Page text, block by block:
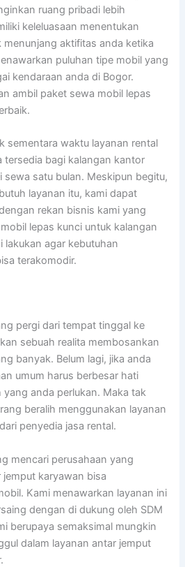
ruang pribadi lebih
keleluasaan menentukan
menunjang aktifitas anda ketika
puluhan tipe mobil yang
kendaraan anda di Bogor.
ambil paket sewa mobil lepas
sementara waktu layanan rental
tersedia bagi kalangan kantor
sewa satu bulan. Meskipun begitu,
layanan itu, kami dapat
rekan bisnis kami yang
lepas kunci untuk kalangan
lakukan agar kebutuhan
terakomodir.
pergi dari tempat tinggal ke
sebuah realita membosankan
banyak. Belum lagi, jika anda
umum harus berbesar hati
yang anda perlukan. Maka tak
beralih menggunakan layanan
penyedia jasa rental.
mencari perusahaan yang
karyawan bisa
Kami menawarkan layanan ini
dengan di dukung oleh SDM
berupaya semaksimal mungkin
dalam layanan antar jemput